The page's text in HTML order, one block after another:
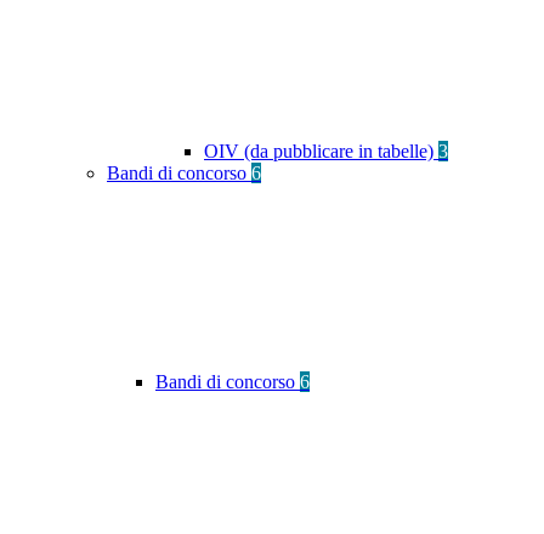
OIV (da pubblicare in tabelle) 3
Bandi di concorso 6
Bandi di concorso 6